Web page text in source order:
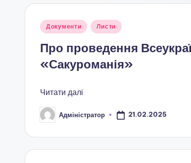
ь
-
п
Опубліковано
Документи Листи
Про проведення
«Сакуроманія»
Читати далі
Опубліковано
Адміністратор 21.02.2025